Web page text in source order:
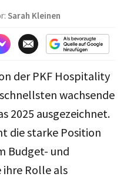
Sarah Kleinen
der PKF Hospitality
wachsende
2025 ausgezeichnet.
die starke Position
Budget- und
ihre Rolle als